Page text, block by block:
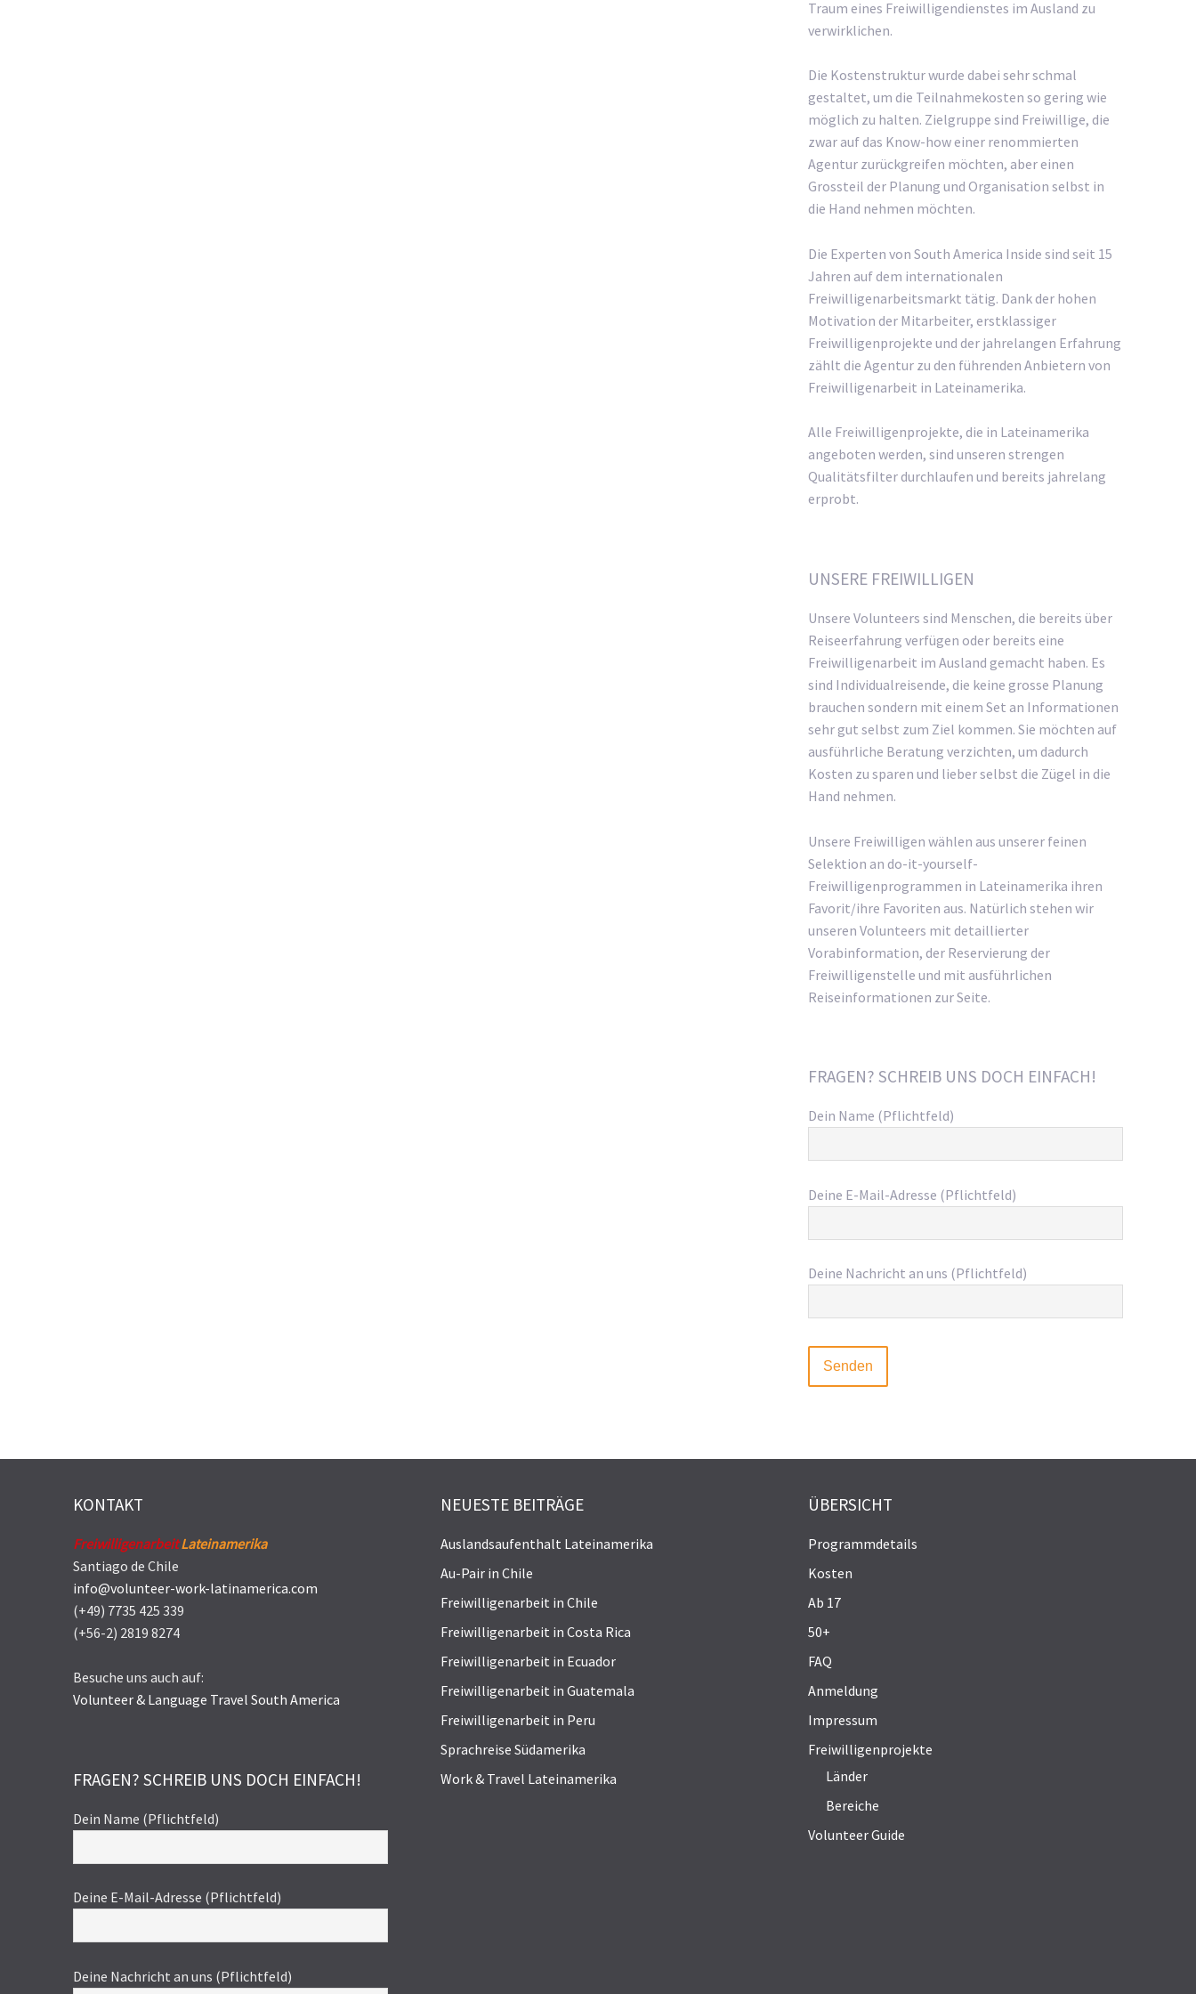
Traum eines Freiwilligendienstes im Ausland zu
verwirklichen.
Die Kostenstruktur wurde dabei sehr schmal
gestaltet, um die Teilnahmekosten so gering wie
möglich zu halten. Zielgruppe sind Freiwillige, die
zwar auf das Know-how einer renommierten
Agentur zurückgreifen möchten, aber einen
Grossteil der Planung und Organisation selbst in
die Hand nehmen möchten.
Die Experten von South America Inside sind seit 15
Jahren auf dem internationalen
Freiwilligenarbeitsmarkt tätig. Dank der hohen
Motivation der Mitarbeiter, erstklassiger
Freiwilligenprojekte und der jahrelangen Erfahrung
zählt die Agentur zu den führenden Anbietern von
Freiwilligenarbeit in Lateinamerika.
Alle Freiwilligenprojekte, die in Lateinamerika
angeboten werden, sind unseren strengen
Qualitätsfilter durchlaufen und bereits jahrelang
erprobt.
UNSERE FREIWILLIGEN
Unsere Volunteers sind Menschen, die bereits über
Reiseerfahrung verfügen oder bereits eine
Freiwilligenarbeit im Ausland gemacht haben. Es
sind Individualreisende, die keine grosse Planung
brauchen sondern mit einem Set an Informationen
sehr gut selbst zum Ziel kommen. Sie möchten auf
ausführliche Beratung verzichten, um dadurch
Kosten zu sparen und lieber selbst die Zügel in die
Hand nehmen.
Unsere Freiwilligen wählen aus unserer feinen
Selektion an do-it-yourself-
Freiwilligenprogrammen in Lateinamerika ihren
Favorit/ihre Favoriten aus. Natürlich stehen wir
unseren Volunteers mit detaillierter
Vorabinformation, der Reservierung der
Freiwilligenstelle und mit ausführlichen
Reiseinformationen zur Seite.
FRAGEN? SCHREIB UNS DOCH EINFACH!
Dein Name (Pflichtfeld)
Deine E-Mail-Adresse (Pflichtfeld)
Deine Nachricht an uns (Pflichtfeld)
KONTAKT
FreiwilligenarbeitLateinamerika
Santiago de Chile
info@volunteer-work-latinamerica.com
(+49) 7735 425 339
(+56-2) 2819 8274
Besuche uns auch auf:
Volunteer & Language Travel South America
FRAGEN? SCHREIB UNS DOCH EINFACH!
Dein Name (Pflichtfeld)
Deine E-Mail-Adresse (Pflichtfeld)
Deine Nachricht an uns (Pflichtfeld)
NEUESTE BEITRÄGE
Auslandsaufenthalt Lateinamerika
Au-Pair in Chile
Freiwilligenarbeit in Chile
Freiwilligenarbeit in Costa Rica
Freiwilligenarbeit in Ecuador
Freiwilligenarbeit in Guatemala
Freiwilligenarbeit in Peru
Sprachreise Südamerika
Work & Travel Lateinamerika
ÜBERSICHT
Programmdetails
Kosten
Ab 17
50+
FAQ
Anmeldung
Impressum
Freiwilligenprojekte
Länder
Bereiche
Volunteer Guide